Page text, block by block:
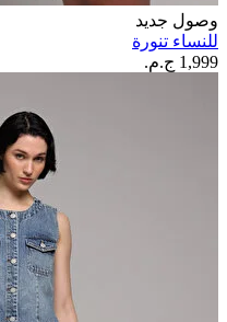
وصول جديد
للنساء تنورة
1,999 ج.م.‏